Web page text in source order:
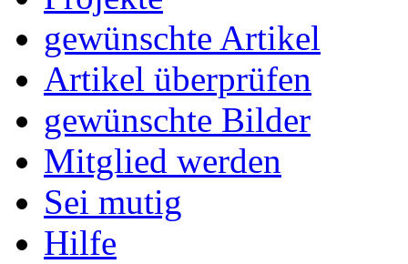
gewünschte Artikel
Artikel überprüfen
gewünschte Bilder
Mitglied werden
Sei mutig
Hilfe